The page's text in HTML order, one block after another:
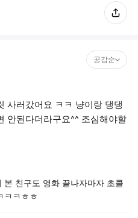
공감순
사러갔어요 ㅋㅋ 냥이랑 댕댕
안된다더라구요^^ 조심해야할
본 친구도 영화 끝나자마자 초콜